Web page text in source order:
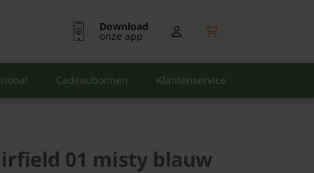
Download
onze app
Cadeaubonnen Klantenservice
01 misty blauw